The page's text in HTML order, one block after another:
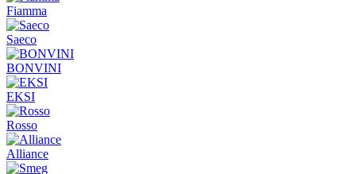
Fiamma
Saeco
BONVINI
EKSI
Rosso
Alliance